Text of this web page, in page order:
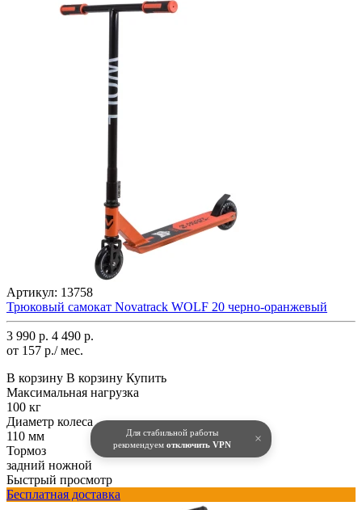
Для стабильной работы
рекомендуем отключить VPN ×
Артикул: 13758
Трюковый самокат Novatrack WOLF 20 черно-оранжевый
3 990 р. 4 490 р.
от 157 р./ мес.
В корзину В корзину Купить
Максимальная нагрузка
100 кг
Диаметр колеса
110 мм
Тормоз
задний ножной
Быстрый просмотр
Бесплатная доставка